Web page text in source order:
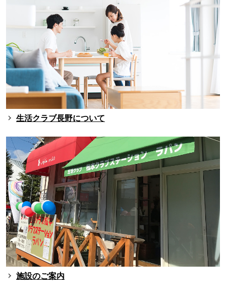
生活クラブ長野について
施設のご案内